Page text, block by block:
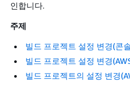
인합니다.
주제
빌드 프로젝트 설정 변경(콘
빌드 프로젝트 설정 변경
빌드 프로젝트의 설정 변경